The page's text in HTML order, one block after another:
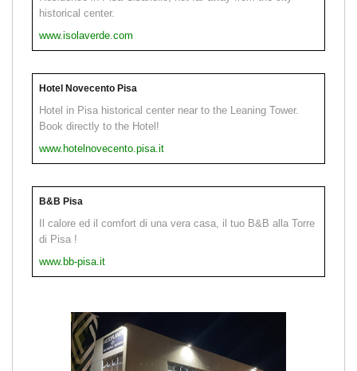
historical center.
www.isolaverde.com
Hotel Novecento Pisa
Hotel in Pisa historical center near to the Leaning Tower.
Book directly to the Hotel!
www.hotelnovecento.pisa.it
B&B Pisa
Il calore ed il comfort di una vera casa, il tuo B&B alla Torre
di Pisa !
www.bb-pisa.it